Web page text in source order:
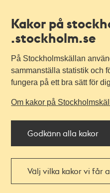
Kakor på
.stockholm.se
På Stockholmskällan
sammanställa statistik och
fungera på ett bra sätt för
Om kakor på
Godkänn alla kakor
Välj vilka kakor vi får